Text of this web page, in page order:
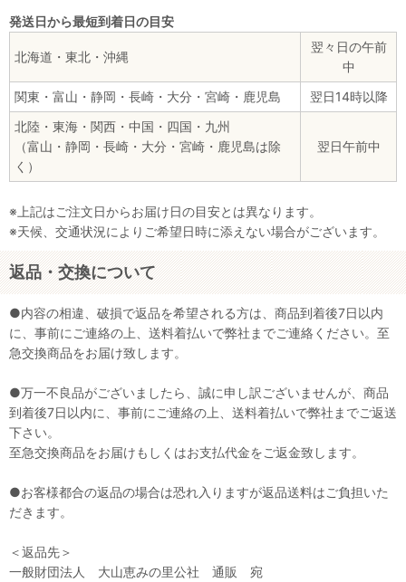
発送日から最短到着日の目安
北海道・東北・沖縄
翌々日の午前
中
関東・富山・静岡・長崎・大分・宮崎・鹿児島
翌日14時以降
北陸・東海・関西・中国・四国・九州
（富山・静岡・長崎・大分・宮崎・鹿児島は除
く）
翌日午前中
※上記はご注文日からお届け日の目安とは異なります。
※天候、交通状況によりご希望日時に添えない場合がございます。
返品・交換について
●内容の相違、破損で返品を希望される方は、商品到着後7日以内
に、事前にご連絡の上、送料着払いで弊社までご連絡ください。至
急交換商品をお届け致します。
●万一不良品がございましたら、誠に申し訳ございませんが、商品
到着後7日以内に、事前にご連絡の上、送料着払いで弊社までご返送
下さい。
至急交換商品をお届けもしくはお支払代金をご返金致します。
●お客様都合の返品の場合は恐れ入りますが返品送料はご負担いた
だきます。
＜返品先＞
一般財団法人 大山恵みの里公社 通販 宛